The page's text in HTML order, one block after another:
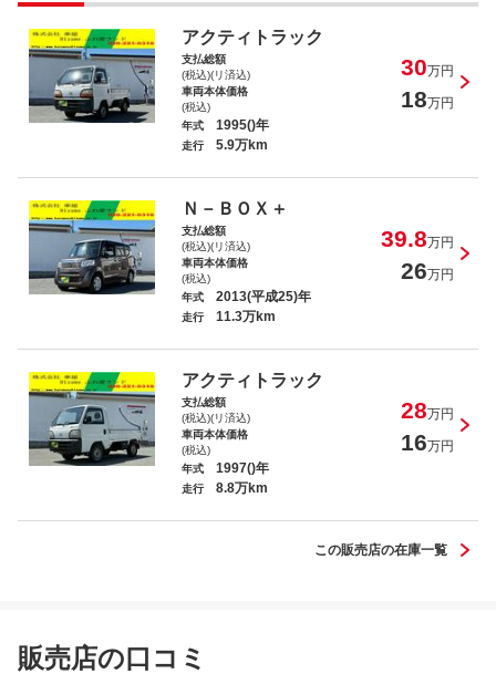
アクティトラック ＳＤＸ
Ｇ・ターボパッケージ
キャリイトラック ベースグレード
アクティトラック
支払総額
(税込)(リ済込)
30万円
車両本体価格
(税込)
18万円
年式 1995()年
走行 5.9万km
Ｎ－ＢＯＸ＋
支払総額
(税込)(リ済込)
39.8万円
車両本体価格
(税込)
26万円
年式 2013(平成25)年
走行 11.3万km
アクティトラック
支払総額
(税込)(リ済込)
28万円
車両本体価格
(税込)
16万円
年式 1997()年
走行 8.8万km
この販売店の在庫一覧
販売店の口コミ